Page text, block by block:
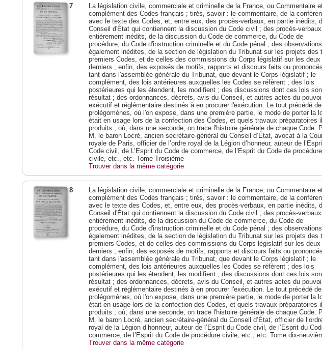
7
La législation civile, commerciale et criminelle de la France, ou Commentaire
complément des Codes français ; tirés, savoir : le commentaire, de la
avec le texte des Codes, et, entre eux, des procès-verbaux, en partie inédits,
Conseil d'État qui contiennent la discussion du Code civil ; des procès-
entièrement inédits, de la discussion du Code de commerce, du Code de
procédure, du Code d'instruction criminelle et du Code pénal ; des
également inédites, de la section de législation du Tribunat sur les projets des
premiers Codes, et de celles des commissions du Corps législatif sur les deux
derniers ; enfin, des exposés de motifs, rapports et discours faits ou
tant dans l'assemblée générale du Tribunat, que devant le Corps législatif ; le
complément, des lois antérieures auxquelles les Codes se réfèrent ; des lois
postérieures qui les étendent, les modifient ; des discussions dont ces lois
résultat ; des ordonnances, décrets, avis du Conseil, et autres actes du
exécutif et réglémentaire destinés à en procurer l'exécution. Le tout précédé de
prolégomènes, où l'on expose, dans une première partie, le mode de porter la
était en usage lors de la confection des Codes, et quels travaux préparatoires
produits ; où, dans une seconde, on trace l'histoire générale de chaque Code.
M. le baron Locré, ancien secrétaire-général du Conseil d’État, avocat à la
royale de Paris, officier de l’ordre royal de la Légion d’honneur, auteur de
Code civil, de L’Esprit du Code de commerce, de l’Esprit du Code de procédure
civile, etc., etc. Tome Troisième
Trouver dans la même catégorie
8
La législation civile, commerciale et criminelle de la France, ou Commentaire
complément des Codes français ; tirés, savoir : le commentaire, de la
avec le texte des Codes, et, entre eux, des procès-verbaux, en partie inédits,
Conseil d'État qui contiennent la discussion du Code civil ; des procès-
entièrement inédits, de la discussion du Code de commerce, du Code de
procédure, du Code d'instruction criminelle et du Code pénal ; des
également inédites, de la section de législation du Tribunat sur les projets des
premiers Codes, et de celles des commissions du Corps législatif sur les deux
derniers ; enfin, des exposés de motifs, rapports et discours faits ou
tant dans l'assemblée générale du Tribunat, que devant le Corps législatif ; le
complément, des lois antérieures auxquelles les Codes se réfèrent ; des lois
postérieures qui les étendent, les modifient ; des discussions dont ces lois
résultat ; des ordonnances, décrets, avis du Conseil, et autres actes du
exécutif et réglémentaire destinés à en procurer l'exécution. Le tout précédé de
prolégomènes, où l'on expose, dans une première partie, le mode de porter la
était en usage lors de la confection des Codes, et quels travaux préparatoires
produits ; où, dans une seconde, on trace l'histoire générale de chaque Code.
M. le baron Locré, ancien secrétaire-général du Conseil d’État, officier de
royal de la Légion d’honneur, auteur de l’Esprit du Code civil, de l’Esprit du
commerce, de l’Esprit du Code de procédure civile, etc., etc. Tome dix-
Trouver dans la même catégorie